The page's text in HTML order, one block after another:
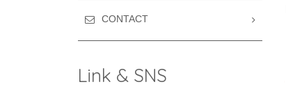
CONTACT
Link & SNS